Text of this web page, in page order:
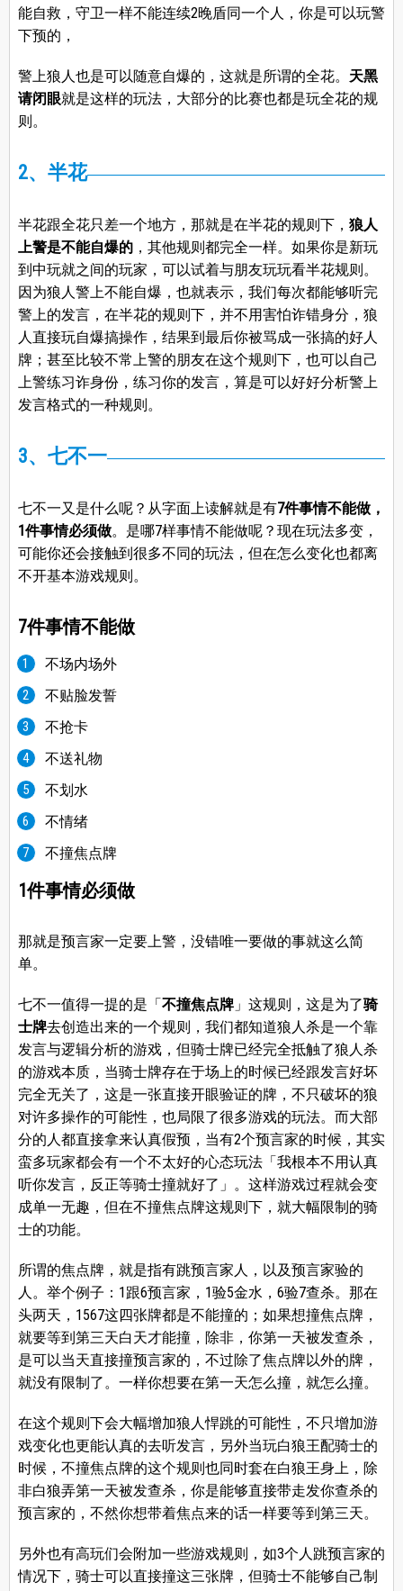
能自救，守卫一样不能连续2晚盾同一个人，你是可以玩警
下预的，
警上狼人也是可以随意自爆的，这就是所谓的全花。 天黑
请闭眼就是这样的玩法，大部分的比赛也都是玩全花的规
则。
2、半花
半花跟全花只差一个地方，那就是在半花的规则下， 狼人
上警是不能自爆的，其他规则都完全一样。如果你是新玩
到中玩就之间的玩家，可以试着与朋友玩玩看半花规则。
因为狼人警上不能自爆，也就表示，我们每次都能够听完
警上的发言，在半花的规则下，并不用害怕诈错身分，狼
人直接玩自爆搞操作，结果到最后你被骂成一张搞的好人
牌；甚至比较不常上警的朋友在这个规则下，也可以自己
上警练习诈身份，练习你的发言，算是可以好好分析警上
发言格式的一种规则。
3、七不一
七不一又是什么呢？从字面上读解就是有7件事情不能做，
1件事情必须做。是哪7样事情不能做呢？现在玩法多变，
可能你还会接触到很多不同的玩法，但在怎么变化也都离
不开基本游戏规则。
7件事情不能做
不场内场外
不贴脸发誓
不抢卡
不送礼物
不划水
不情绪
不撞焦点牌
1件事情必须做
那就是预言家一定要上警，没错唯一要做的事就这么简
单。
七不一值得一提的是「不撞焦点牌」这规则，这是为了骑
士牌去创造出来的一个规则，我们都知道狼人杀是一个靠
发言与逻辑分析的游戏，但骑士牌已经完全抵触了狼人杀
的游戏本质，当骑士牌存在于场上的时候已经跟发言好坏
完全无关了，这是一张直接开眼验证的牌，不只破坏的狼
对许多操作的可能性，也局限了很多游戏的玩法。而大部
分的人都直接拿来认真假预，当有2个预言家的时候，其实
蛮多玩家都会有一个不太好的心态玩法「我根本不用认真
听你发言，反正等骑士撞就好了」。这样游戏过程就会变
成单一无趣，但在不撞焦点牌这规则下，就大幅限制的骑
士的功能。
所谓的焦点牌，就是指有跳预言家人，以及预言家验的
人。举个例子：1跟6预言家，1验5金水，6验7查杀。那在
头两天，1567这四张牌都是不能撞的；如果想撞焦点牌，
就要等到第三天白天才能撞，除非，你第一天被发查杀，
是可以当天直接撞预言家的，不过除了焦点牌以外的牌，
就没有限制了。一样你想要在第一天怎么撞，就怎么撞。
在这个规则下会大幅增加狼人悍跳的可能性，不只增加游
戏变化也更能认真的去听发言，另外当玩白狼王配骑士的
时候，不撞焦点牌的这个规则也同时套在白狼王身上，除
非白狼弄第一天被发查杀，你是能够直接带走发你查杀的
预言家的，不然你想带着焦点来的话一样要等到第三天。
另外也有高玩们会附加一些游戏规则，如3个人跳预言家的
情况下，骑士可以直接撞这三张牌，但骑士不能够自己制